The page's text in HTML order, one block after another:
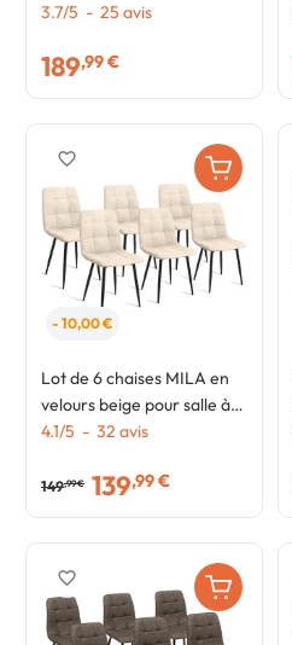
bois et noir
3.7/5 - 25 avis
189,99 €
- 10,00 €
Lot de 6 chaises MILA en
velours beige pour salle à
manger
4.1/5 - 32 avis
149,99 € 139,99 €
favorite_border
favorite_border